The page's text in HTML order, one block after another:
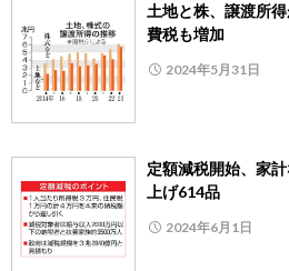
土地と株、譲渡所
費税も増加
2024年5月31日
定額減税開始、家
上げ614品
2024年6月1日